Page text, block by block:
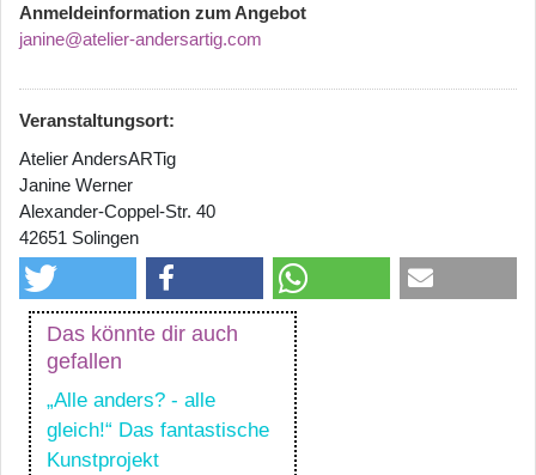
Anmeldeinformation zum Angebot
janine@atelier-andersartig.com
Veranstaltungsort:
Atelier AndersARTig
Janine Werner
Alexander-Coppel-Str. 40
42651 Solingen
Das könnte dir auch
gefallen
„Alle anders? - alle
gleich!“ Das fantastische
Kunstprojekt